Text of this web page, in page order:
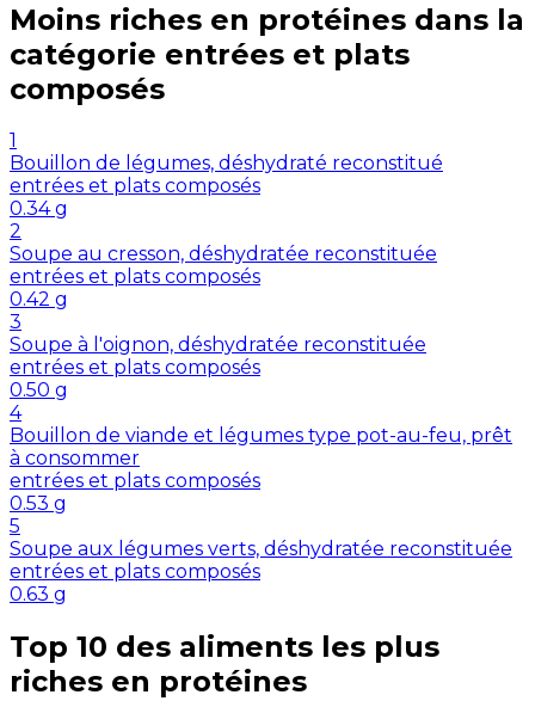
Moins riches en protéines dans la
catégorie entrées et plats
composés
1
Bouillon de légumes, déshydraté reconstitué
entrées et plats composés
0.34 g
2
Soupe au cresson, déshydratée reconstituée
entrées et plats composés
0.42 g
3
Soupe à l'oignon, déshydratée reconstituée
entrées et plats composés
0.50 g
4
Bouillon de viande et légumes type pot-au-feu, prêt
à consommer
entrées et plats composés
0.53 g
5
Soupe aux légumes verts, déshydratée reconstituée
entrées et plats composés
0.63 g
Top 10 des aliments les plus
riches en protéines